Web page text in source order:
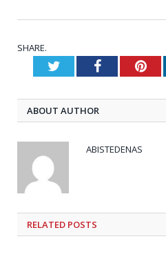
SHARE.
TwitterFacebook
ABOUT AUTHOR
ABISTEDENAS
RELATED POSTS